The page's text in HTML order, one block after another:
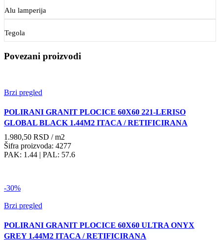
Alu lamperija
Tegola
Povezani proizvodi
Brzi pregled
POLIRANI GRANIT PLOCICE 60X60 221-LERISO
GLOBAL BLACK 1.44M2 ITACA / RETIFICIRANA
1.980,50 RSD / m2
Šifra proizvoda: 4277
PAK: 1.44 | PAL: 57.6
-30%
Brzi pregled
POLIRANI GRANIT PLOCICE 60X60 ULTRA ONYX
GREY 1.44M2 ITACA / RETIFICIRANA